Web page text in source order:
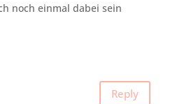
noch einmal dabei sein
Reply